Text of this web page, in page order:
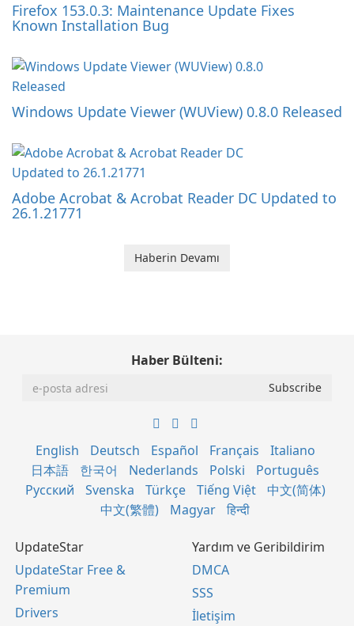
Firefox 153.0.3: Maintenance Update Fixes
Known Installation Bug
Windows Update Viewer (WUView) 0.8.0 Released
Adobe Acrobat & Acrobat Reader DC Updated to
26.1.21771
Haberin Devamı
Haber Bülteni:
English Deutsch Español Français
Italiano
日本語
한국어 Nederlands Polski
Português
Русский
Svenska Türkçe Tiếng Việt
中文(简体)
中文(繁體)
Magyar हिन्दी
UpdateStar
UpdateStar Free &
Premium
Drivers
Yardım ve Geribildirim
DMCA
SSS
İletişim